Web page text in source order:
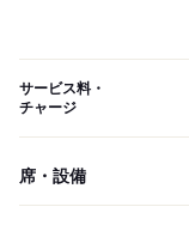
サービス料・
チャージ
席・設備